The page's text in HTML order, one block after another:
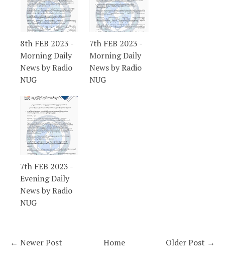
8th FEB 2023 -
Morning Daily
News by Radio
NUG
7th FEB 2023 -
Morning Daily
News by Radio
NUG
7th FEB 2023 -
Evening Daily
News by Radio
NUG
← Newer Post Older Post →
Home